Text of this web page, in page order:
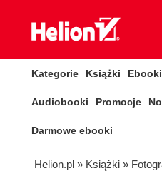
Kategorie Książki Ebooki
Audiobooki Promocje
Darmowe ebooki
Helion.pl » Książki »